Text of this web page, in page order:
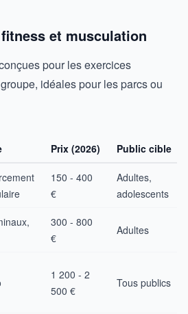
et musculation
pour les exercices
idéales pour les parcs ou
Prix (2026) Public cible
150 - 400
€
Adultes,
adolescents
300 - 800
€
Adultes
1 200 - 2
500 €
Tous publics